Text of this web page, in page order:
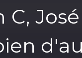
C,